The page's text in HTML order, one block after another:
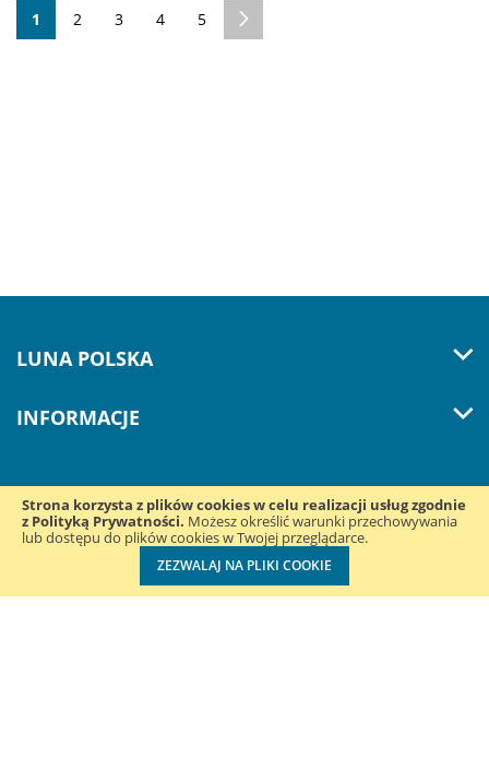
Strona korzysta z plików cookies w celu realizacji usług zgodnie
z Polityką Prywatności. Możesz określić warunki przechowywania
lub dostępu do plików cookies w Twojej przeglądarce.
ZEZWALAJ NA PLIKI COOKIE
Aktualnie czytasz stronę
1 Strona
2 Strona
3 Strona
4 Strona
5
LUNA POLSKA
INFORMACJE
Śledź nas w mediach
społecznościowych: